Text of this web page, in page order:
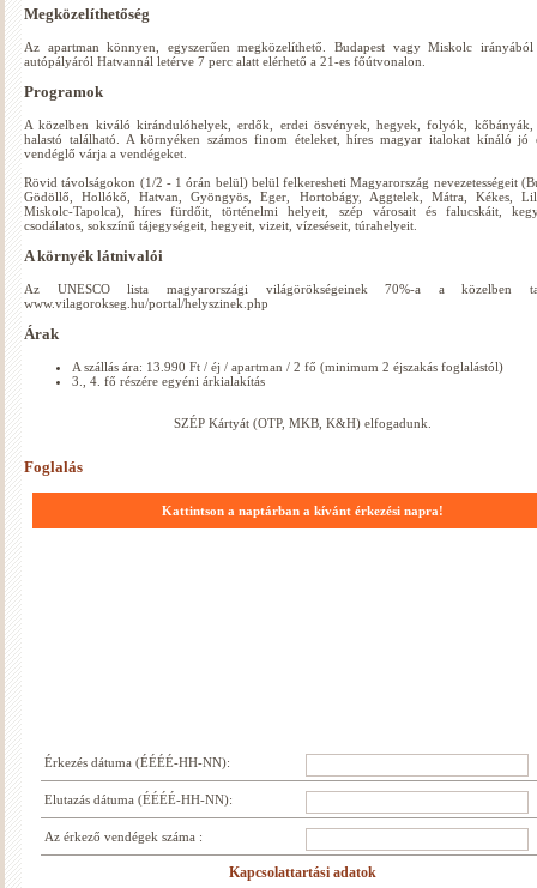
Megközelíthetőség
Az apartman könnyen, egyszerűen megközelíthető. Budapest vagy Miskolc
autópályáról Hatvannál letérve 7 perc alatt elérhető a 21-es főútvonalon.
Programok
A közelben kiváló kirándulóhelyek, erdők, erdei ösvények, hegyek, folyók, kőbányák,
halastó található. A környéken számos finom ételeket, híres magyar italokat kínáló jó
vendéglő várja a vendégeket.
Rövid távolságokon (1/2 - 1 órán belül) belül felkeresheti Magyarország nevezetességeit
Gödöllő, Hollókő, Hatvan, Gyöngyös, Eger, Hortobágy, Aggtelek, Mátra, Kékes,
Miskolc-Tapolca), híres fürdőit, történelmi helyeit, szép városait és falucskáit,
csodálatos, sokszínű tájegységeit, hegyeit, vizeit, vízeséseit, túrahelyeit.
A környék látnivalói
Az UNESCO lista magyarországi világörökségeinek 70%-a a közelben
www.vilagorokseg.hu/portal/helyszinek.php
Árak
A szállás ára: 13.990 Ft / éj / apartman / 2 fő (minimum 2 éjszakás foglalástól)
3., 4. fő részére egyéni árkialakítás
SZÉP Kártyát (OTP, MKB, K&H) elfogadunk.
Foglalás
Kattintson a naptárban a kívánt érkezési napra!
Érkezés dátuma (ÉÉÉÉ-HH-NN):
Elutazás dátuma (ÉÉÉÉ-HH-NN):
Az érkező vendégek száma :
Kapcsolattartási adatok